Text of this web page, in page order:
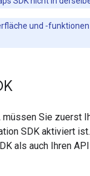
und
Sie zuerst
SDK aktiviert
als auch Ihren